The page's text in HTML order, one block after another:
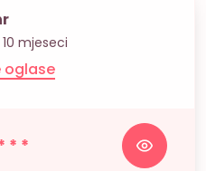
mjeseci
oglase
* *